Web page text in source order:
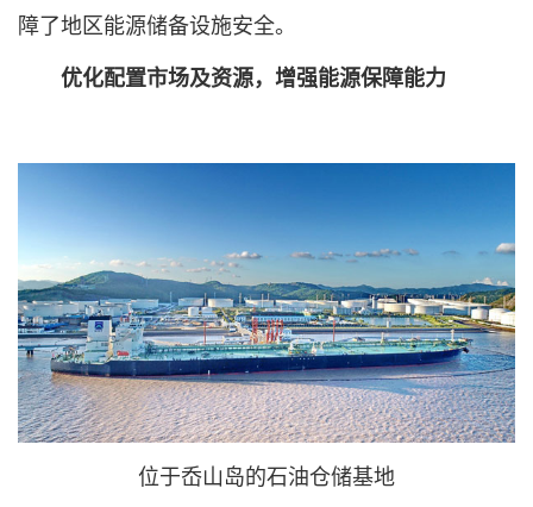
障了地区能源储备设施安全。
优化配置市场及资源，增强能源保障能力
位于岙山岛的石油仓储基地